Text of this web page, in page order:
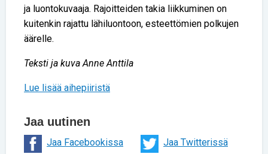
ja luontokuvaaja. Rajoitteiden takia liikkuminen on
kuitenkin rajattu lähiluontoon, esteettömien polkujen
äärelle.
Teksti ja kuva Anne Anttila
Lue lisää aihepiiristä
Jaa uutinen
Jaa Facebookissa
Jaa Twitterissä